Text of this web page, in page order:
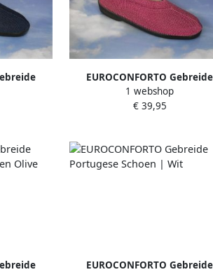
Kobalt
EUROCONFORTO Gebreide
Portugese Schoen Pink
Instappers Pantoffel
1 webshop
€ 39,95
EUROCONFORTO Gebreide